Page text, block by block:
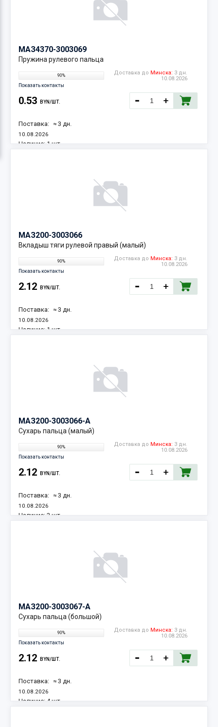
МАЗ4370-3003069
Пружина рулевого пальца
90%
Показать контакты
Доставка до Минска: 3 дн.
10.08.2026
0.53 BYN/ШТ.
Поставка: ≈ 3 дн.
10.08.2026
Наличие: 1 шт.
МАЗ200-3003066
Вкладыш тяги рулевой правый (малый)
90%
Показать контакты
Доставка до Минска: 3 дн.
10.08.2026
2.12 BYN/ШТ.
Поставка: ≈ 3 дн.
10.08.2026
Наличие: 1 шт.
МАЗ200-3003066-А
Сухарь пальца (малый)
90%
Показать контакты
Доставка до Минска: 3 дн.
10.08.2026
2.12 BYN/ШТ.
Поставка: ≈ 3 дн.
10.08.2026
Наличие: 2 шт.
МАЗ200-3003067-А
Сухарь пальца (большой)
90%
Показать контакты
Доставка до Минска: 3 дн.
10.08.2026
2.12 BYN/ШТ.
Поставка: ≈ 3 дн.
10.08.2026
Наличие: 4 шт.